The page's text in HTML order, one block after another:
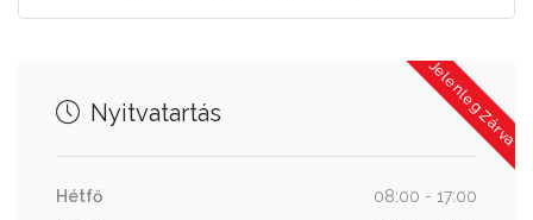
Jelenleg Zárva
Nyitvatartás
Hétfő
08:00 - 17:00